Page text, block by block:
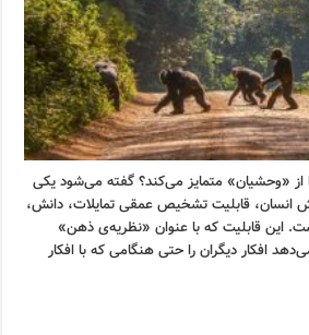
«وحشیان» متمایز می‌کند؟ گفته می‌شود یکی
انسان، قابلیت تشخیص عمقی تمایلات، دانش،
این قابلیت که با عنوان «نظریه‌ی ذهن»
افکار دیگران را حتی هنگامی که با افکار